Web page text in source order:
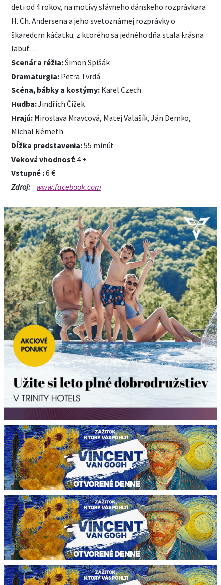
deti od 4 rokov, na motívy slávneho dánskeho rozprávkara
H. Ch. Andersena a jeho svetoznámej rozprávky o
škaredom káčatku, z ktorého sa jedného dňa stala krásna
labuť…
Scenár a réžia:Šimon Spišák
Dramaturgia: Petra Tvrdá
Scéna, bábky a kostýmy: Karel Czech
Hudba:Jindřich Čížek
Hrajú: Miroslava Mravcová, Matej Valašík, Ján Demko,
Michal Németh
Dĺžka predstavenia:55 minút
Veková vhodnosť: 4 +
Vstupné :6 €
Zdroj:
www.facebook.com